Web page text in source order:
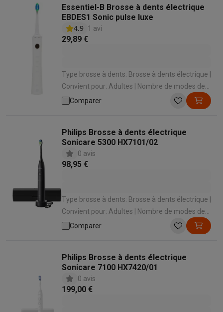
Essentiel-B Brosse à dents électrique
EBDES1 Sonic pulse luxe
4.9 1 avi
29,89 €
Type brosse à dents: Brosse à dents électrique |
Convient pour: Adultes | Nombre de modes de
brossage: 4 | Types de modes de brossage:
Nettoyage quotidien , Nettoyage intense , Soins
Comparer
Philips Brosse à dents électrique
Sonicare 5300 HX7101/02
0 avis
98,95 €
Type brosse à dents: Brosse à dents électrique |
Convient pour: Adultes | Nombre de modes de
brossage: 2 | Capteur de pression: Oui |
Comparer
Philips Brosse à dents électrique
Sonicare 7100 HX7420/01
0 avis
199,00 €